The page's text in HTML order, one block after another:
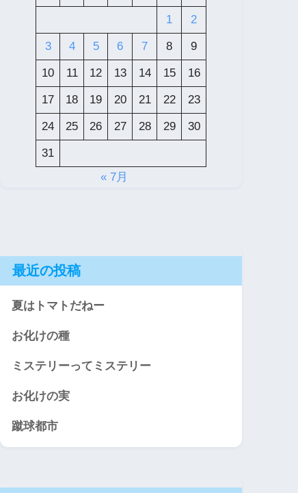
1 2
3 4 5 6 7 8 9
10 11 12 13 14 15 16
17 18 19 20 21 22 23
24 25 26 27 28 29 30
31
« 7月
最近の投稿
夏はトマトだねー
お化けの種
ミステリーってミステリー
お化けの実
蹴球都市